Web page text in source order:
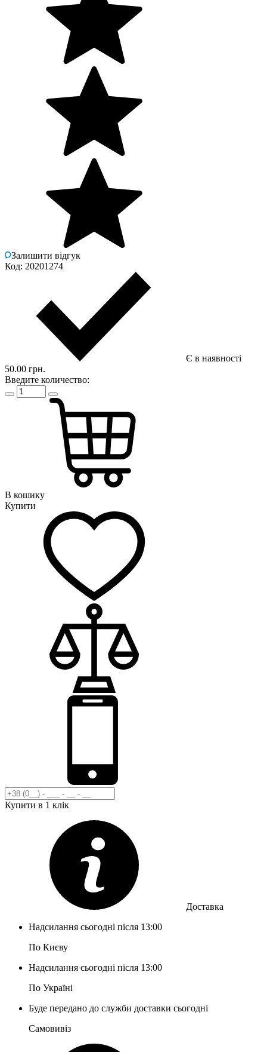
Залишити відгук
Код: 20201274
Є в наявності
50.00 грн.
Введите количество:
В кошику
Купити
Купити в 1 клік
Доставка
Надсилання сьогодні після 13:00
По Києву
Надсилання сьогодні після 13:00
По Україні
Буде передано до служби доставки сьогодні
Самовивіз